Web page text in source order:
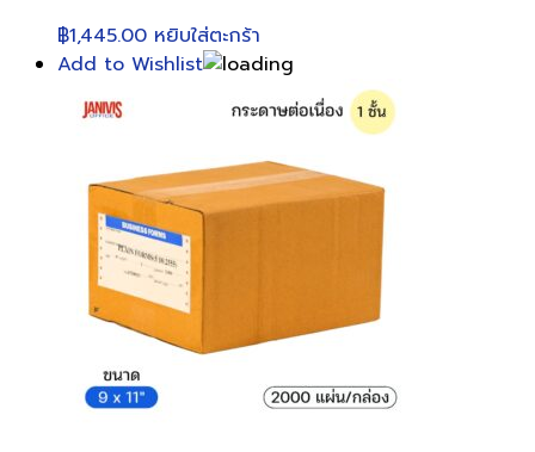
฿1,445.00 หยิบใส่ตะกร้า
Add to Wishlist